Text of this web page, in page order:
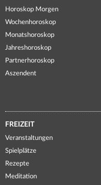
Horoskop Morgen
Wochenhoroskop
Monatshoroskop
Jahreshoroskop
Partnerhoroskop
Aszendent
FREIZEIT
Veranstaltungen
Spielplätze
Rezepte
Meditation